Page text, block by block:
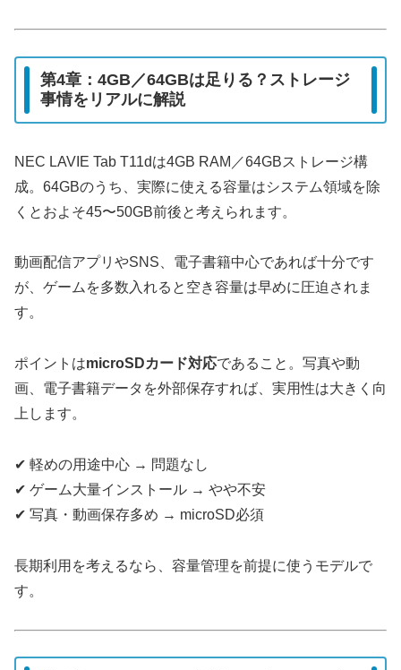
第4章：4GB／64GBは足りる？ストレージ
事情をリアルに解説
NEC LAVIE Tab T11dは4GB RAM／64GBストレージ構
成。64GBのうち、実際に使える容量はシステム領域を除
くとおよそ45〜50GB前後と考えられます。
動画配信アプリやSNS、電子書籍中心であれば十分です
が、ゲームを多数入れると空き容量は早めに圧迫されま
す。
ポイントはmicroSDカード対応であること。写真や動
画、電子書籍データを外部保存すれば、実用性は大きく向
上します。
✔ 軽めの用途中心 → 問題なし
✔ ゲーム大量インストール → やや不安
✔ 写真・動画保存多め → microSD必須
長期利用を考えるなら、容量管理を前提に使うモデルで
す。